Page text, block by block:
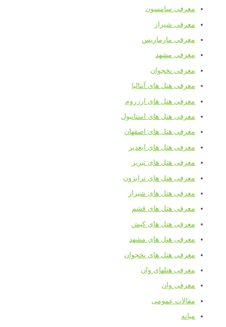
معرفی سامسون
معرفی شیراز
معرفی مارماریس
معرفی مشهد
معرفی نخجوان
معرفی هتل های آنتالیا
معرفی هتل های ارزروم
معرفی هتل های استانبول
معرفی هتل های اصفهان
معرفی هتل های ایغدیر
معرفی هتل های تبریز
معرفی هتل های ترابزون
معرفی هتل های شیراز
معرفی هتل های قشم
معرفی هتل های کیش
معرفی هتل های مشهد
معرفی هتل های نخجوان
معرفی هتلهای وان
معرفی وان
مقالات عمومی
میانه